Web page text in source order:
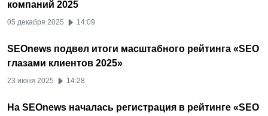
компаний 2025
05 декабря 2025 14:09
SEOnews подвел итоги масштабного рейтинга «SEO
глазами клиентов 2025»
23 июня 2025 14:28
На SEOnews началась регистрация в рейтинге «SEO